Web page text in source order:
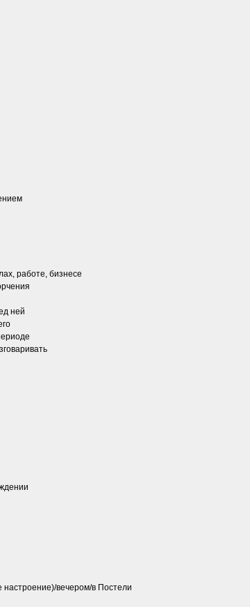
работе, бизнесе
ней
вечером/в Постели